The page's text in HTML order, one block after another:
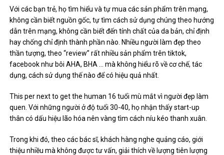
Với các bạn trẻ, họ tìm hiểu và tự mua các sản phẩm trên mạng,
không cần biết nguồn gốc, tự tìm cách sử dụng chúng theo hướng
dẫn trên mạng, không cần biết đến tính chất của da bản, chỉ định
hay chống chỉ định thành phần nào. Nhiều người làm đẹp theo
thần tượng, theo “review” rất nhiều sản phẩm trên tiktok,
facebook như bôi AHA, BHA … mà không hiểu rõ về cơ chế, tác
dụng, cách sử dụng thế nào để có hiệu quả nhất.
This per next to get the human 16 tuổi mù mắt vì người đẹp làm
quen. Với những người ở độ tuổi 30-40, họ nhận thấy start-up
thân có dấu hiệu lão hóa nên vàng tìm cách níu kéo thanh xuân.
Trong khi đó, theo các bác sĩ, khách hàng nghe quảng cáo, giới
thiệu nhiều mà không được tư vấn, giải thích về lượng tiên lượng